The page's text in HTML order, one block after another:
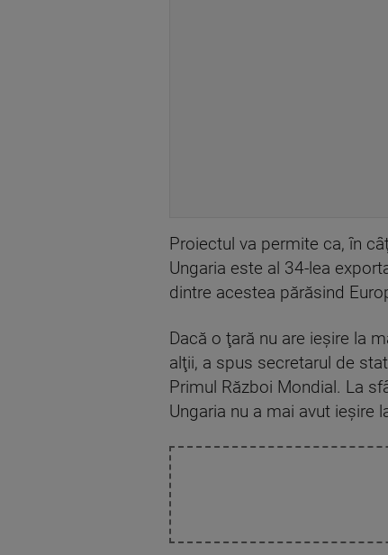
Proiectul va permite ca, în
Ungaria este al 34-lea
dintre acestea părăsind
Dacă o ţară nu are ieşire la
alţii, a spus secretarul de
Primul Război Mondial. La
Ungaria nu a mai avut ieşire